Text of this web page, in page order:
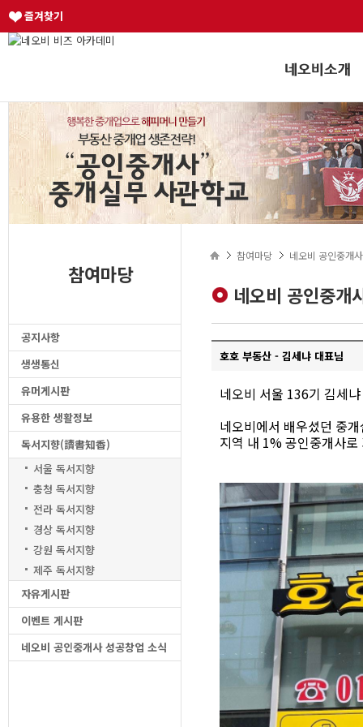
즐겨찾기
참여마당
공지사항
생생통신
유머게시판
유용한 생활정보
독서지향(讀書知香)
서울 독서지향
충청 독서지향
전라 독서지향
경상 독서지향
강원 독서지향
제주 독서지향
자유게시판
이벤트 게시판
네오비 공인중개사 성공창업 소식
참여마당 네오비 공인중개
네오비 공인중개
호호 부동산 - 김세냐 대표님
네오비 서울 136기 김세
네오비에서 배우셨던 중
지역 내 1% 공인중개사